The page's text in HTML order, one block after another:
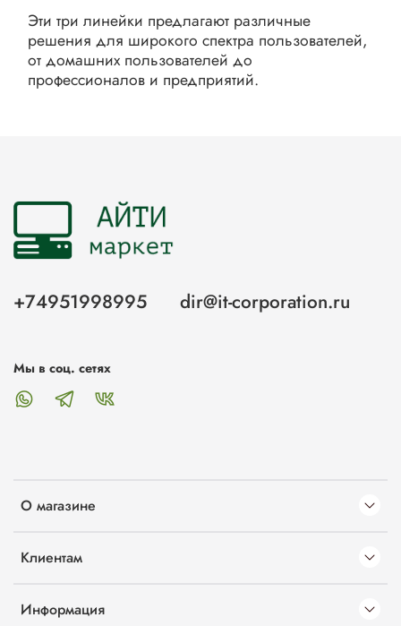
Эти три линейки предлагают различные
решения для широкого спектра пользователей,
от домашних пользователей до
профессионалов и предприятий.
О магазине
Клиентам
Информация
+74951998995 dir@it-corporation.ru
Мы в соц. сетях